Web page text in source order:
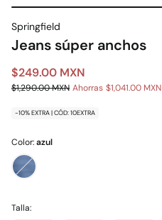
Springfield
Jeans súper anchos
$249.00 MXN
$1,290.00 MXN Ahorras $1,041.00 MXN
-10% EXTRA | CÓD: 10EXTRA
Color:azul
Talla: